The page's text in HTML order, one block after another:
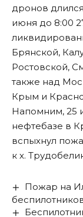
дронов
июня до 8:00
Брянской,
Ростовской,
также над
Крым и
Напомним, 25
нефтебазе в
вспыхнул
к х.
Пожар на